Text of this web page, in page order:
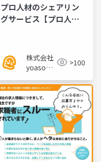
プロ人材のシェアリン
グサービス【プロ人材
株式会社
yoasobi
ナー様
>100